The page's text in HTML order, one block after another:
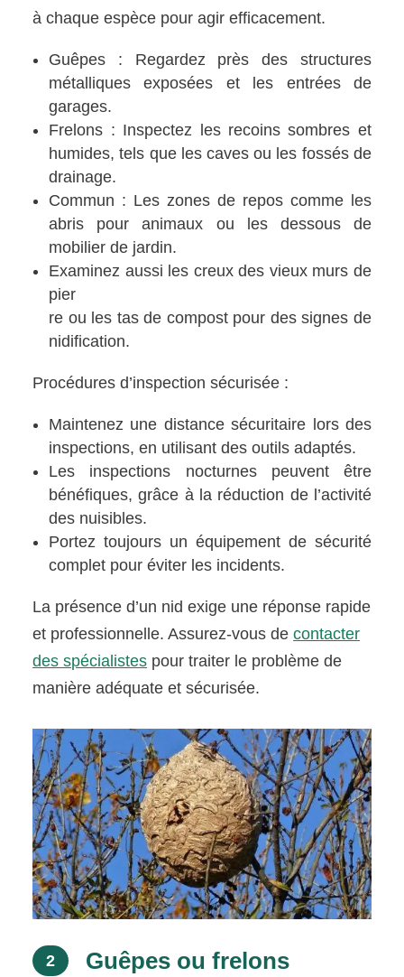
à chaque espèce pour agir efficacement.
Guêpes : Regardez près des structures
métalliques exposées et les entrées de
garages.
Frelons : Inspectez les recoins sombres et
humides, tels que les caves ou les fossés de
drainage.
Commun : Les zones de repos comme les
abris pour animaux ou les dessous de
mobilier de jardin.
Examinez aussi les creux des vieux murs de
pier
re ou les tas de compost pour des signes de
nidification.
Procédures d’inspection sécurisée :
Maintenez une distance sécuritaire lors des
inspections, en utilisant des outils adaptés.
Les inspections nocturnes peuvent être
bénéfiques, grâce à la réduction de l’activité
des nuisibles.
Portez toujours un équipement de sécurité
complet pour éviter les incidents.
La présence d’un nid exige une réponse rapide
et professionnelle. Assurez-vous decontacter
des spécialistes pour traiter le problème de
manière adéquate et sécurisée.
2
Guêpes ou frelons